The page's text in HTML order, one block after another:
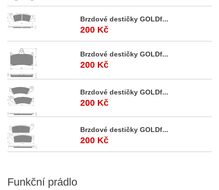
Brzdové destičky GOLDf...
200 Kč
Brzdové destičky GOLDf...
200 Kč
Brzdové destičky GOLDf...
200 Kč
Brzdové destičky GOLDf...
200 Kč
Funkční prádlo